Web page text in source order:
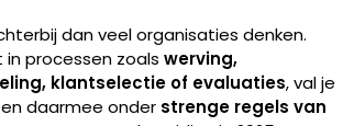
dan veel organisaties denken.
in processen zoals werving,
klantselectie of evaluaties, val je
en daarmee onder strenge regels van